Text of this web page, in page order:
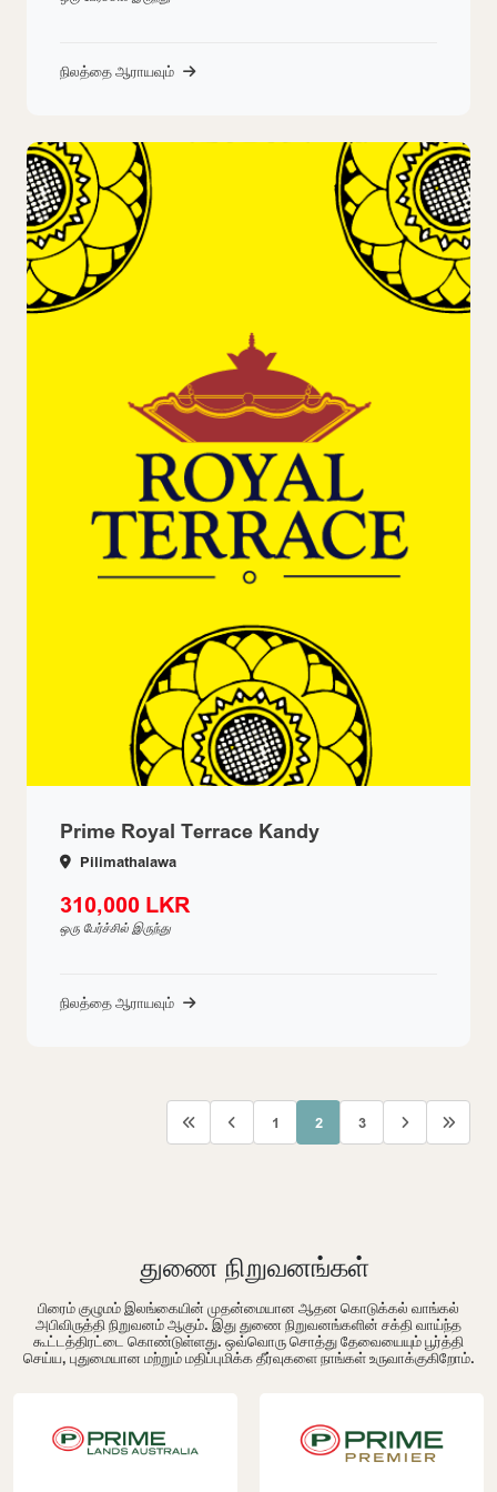
நிலத்தை ஆராயவும்
Prime Royal Terrace Kandy
Pilimathalawa
310,000 LKR
ஒரு பேர்ச்சில் இருந்து
நிலத்தை ஆராயவும்
1 2 3
துணை நிறுவனங்கள்
பிரைம் குழுமம் இலங்கையின் முதன்மையான ஆதன கொடுக்கல் வாங்கல்
அபிவிருத்தி நிறுவனம் ஆகும். இது துணை நிறுவனங்களின் சக்தி வாய்ந்த
கூட்டத்திரட்டை கொண்டுள்ளது. ஒவ்வொரு சொத்து தேவையையும் பூர்த்தி
செய்ய, புதுமையான மற்றும் மதிப்புமிக்க தீர்வுகளை நாங்கள் உருவாக்குகிறோம்.